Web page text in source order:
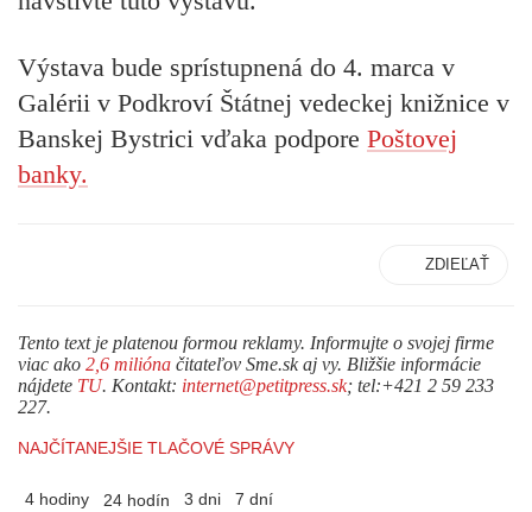
Výstava bude sprístupnená do 4. marca v
Galérii v Podkroví Štátnej vedeckej knižnice v
Banskej Bystrici vďaka podpore Poštovej
banky.
ZDIEĽAŤ
Tento text je platenou formou reklamy. Informujte o svojej firme
viac ako 2,6 milióna čitateľov Sme.sk aj vy. Bližšie informácie
nájdete TU. Kontakt: internet@petitpress.sk; tel:+421 2 59 233
227.
NAJČÍTANEJŠIE TLAČOVÉ SPRÁVY
4 hodiny 24 hodín 3 dni 7 dní